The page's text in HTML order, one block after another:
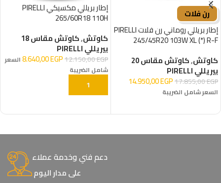
رن فلات
إطار بريللي روماني رن فلات PIRELLI
245/45R20 103W XL (*) R-F
كاوتش,كاوتش مقاس 20
بيريللي PIRELLI
17.855,00EGP
14.950,00EGP
السعر شامل الضريبة
إطار بريللي مكسيكي PIRELLI
265/60R18 110H
كاوتش,كاوتش مقاس 18
بيريللي PIRELLI
12.150,00EGP
8.640,00EGP
السعر
شامل الضريبة
إضافة إلى السلة
دعم فني وخدمة عملاء
على مدار اليوم